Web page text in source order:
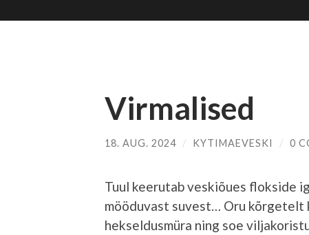
Virmalised
18. AUG. 2024 / KYTIMAEVESKI / 0
Tuul keerutab veskiõues flokside
mööduvast suvest… Oru kõrgetelt
hekseldusmüra ning soe